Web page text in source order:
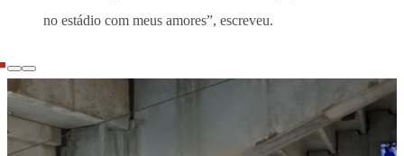
no estádio com meus amores”, escreveu.